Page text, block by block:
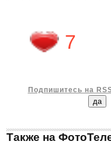
7
Подпишитесь на
Также на